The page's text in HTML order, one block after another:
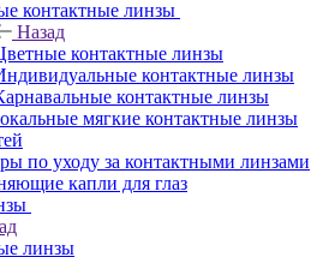
контактные линзы
Назад
контактные линзы
контактные линзы
контактные линзы
мягкие контактные линзы
по уходу за контактными линзами
капли для глаз
линзы